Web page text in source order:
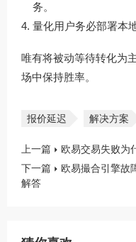
务。
量化用户务必部署本
唯有将被动等待转化为
场中保持胜率。
报价延迟 解决方案
上一篇
欧易交易失败为
下一篇
欧易撮合引擎故
解答